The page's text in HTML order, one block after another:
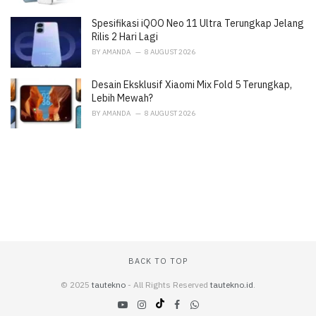
Spesifikasi iQOO Neo 11 Ultra Terungkap Jelang
Rilis 2 Hari Lagi
BY AMANDA 8 AUGUST 2026
Desain Eksklusif Xiaomi Mix Fold 5 Terungkap,
Lebih Mewah?
BY AMANDA 8 AUGUST 2026
BACK TO TOP
© 2025 tautekno - All Rights Reserved tautekno.id.